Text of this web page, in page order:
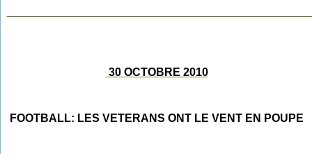
30 OCTOBRE 2010
FOOTBALL: LES VETERANS ONT LE VENT EN POUPE